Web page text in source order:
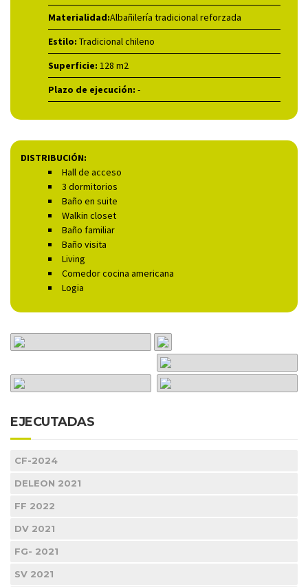
Materialidad:Albañilería tradicional reforzada
Estilo: Tradicional chileno
Superficie: 128 m2
Plazo de ejecución: -
DISTRIBUCIÓN:
Hall de acceso
3 dormitorios
Baño en suite
Walkin closet
Baño familiar
Baño visita
Living
Comedor cocina americana
Logia
EJECUTADAS
CF-2024
DELEON 2021
FF 2022
DV 2021
FG- 2021
SV 2021